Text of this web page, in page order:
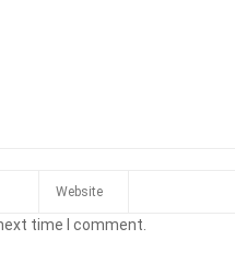
time I comment.